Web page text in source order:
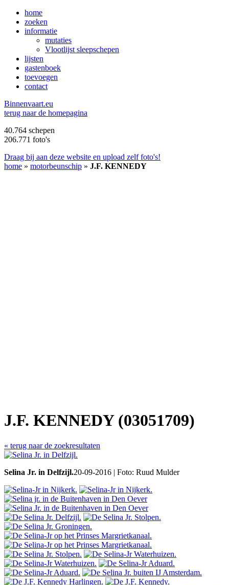
home
zoeken
informatie
mutaties
Vlootlijst sleepschepen
lijsten
gastenboek
toevoegen
contact
Binnenvaart.eu
terug naar de homepagina
40.764 schepen
206.771 foto's
Draag bij aan deze website en upload zelf foto's!
home » motorbeunschip » J.F. KENNEDY
J.F. KENNEDY (03051709)
« terug naar de zoekresultaten
Selina Jr. in Delfzijl.20-09-2016 | Foto: Ruud Mulder